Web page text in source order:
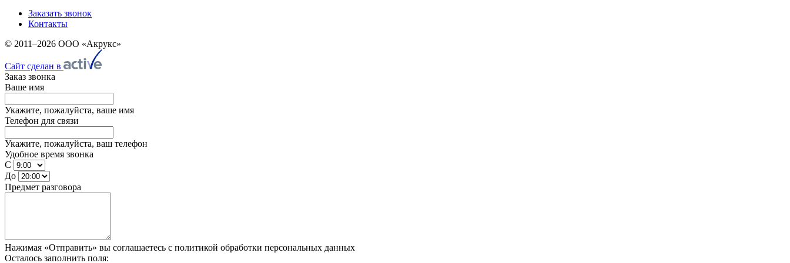
Заказать звонок
Контакты
© 2011–2026 ООО «Акрукс»
Сайт сделан в
Заказ звонка
Ваше имя
Укажите, пожалуйста, ваше имя
Телефон для связи
Укажите, пожалуйста, ваш телефон
Удобное время звонка
С
До
Предмет разговора
Нажимая «Отправить» вы соглашаетесь с политикой обработки персональных данных
Осталось заполнить поля: